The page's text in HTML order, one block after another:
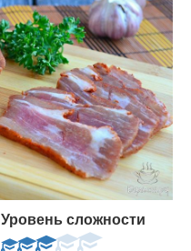
Уровень сложности